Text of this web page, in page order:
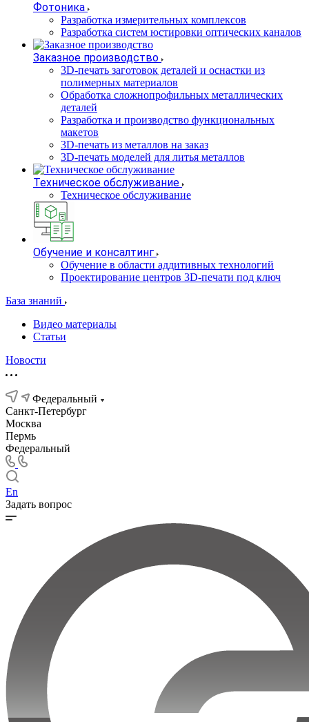
Фотоника
Разработка измерительных комплексов
Разработка систем юстировки оптических каналов
Заказное производство
3D-печать заготовок деталей и оснастки из
полимерных материалов
Обработка сложнопрофильных металлических
деталей
Разработка и производство функциональных
макетов
3D-печать из металлов на заказ
3D-печать моделей для литья металлов
Техническое обслуживание
Техническое обслуживание
Обучение и консалтинг
Обучение в области аддитивных технологий
Проектирование центров 3D-печати под ключ
База знаний
Видео материалы
Статьи
Новости
Федеральный
Санкт-Петербург
Москва
Пермь
Федеральный
En
Задать вопрос